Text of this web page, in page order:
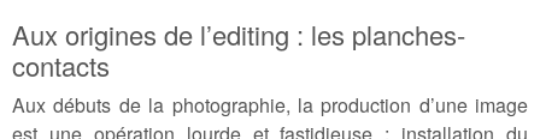
Aux origines de l’editing : les planches-
contacts
Aux débuts de la photographie, la production d’une image